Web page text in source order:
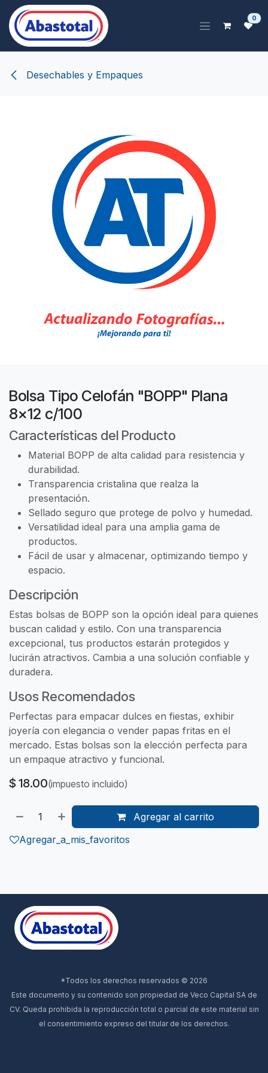
Ir al contenido
0
Desechables y Empaques
Bolsa Tipo Celofán "BOPP" Plana
8x12 c/100
Características del Producto
Material BOPP de alta calidad para resistencia y
durabilidad.
Transparencia cristalina que realza la
presentación.
Sellado seguro que protege de polvo y humedad.
Versatilidad ideal para una amplia gama de
productos.
Fácil de usar y almacenar, optimizando tiempo y
espacio.
Descripción
Estas bolsas de BOPP son la opción ideal para quienes
buscan calidad y estilo. Con una transparencia
excepcional, tus productos estarán protegidos y
lucirán atractivos. Cambia a una solución confiable y
duradera.
Usos Recomendados
Perfectas para empacar dulces en fiestas, exhibir
joyería con elegancia o vender papas fritas en el
mercado. Estas bolsas son la elección perfecta para
un empaque atractivo y funcional.
$ 18.00(impuesto incluido)
Agregar al carrito
Agregar_a_mis_favoritos
*Todos los derechos reservados © 2026
Este documento y su contenido son propiedad de Veco Capital SA de
CV. Queda prohibida la reproducción total o parcial de este material sin
el consentimiento expreso del titular de los derechos.